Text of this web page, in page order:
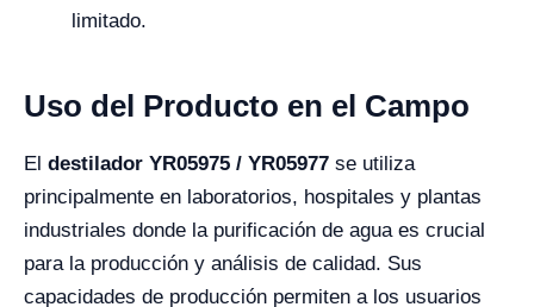
limitado.
Uso del Producto en el Campo
El destilador YR05975 / YR05977 se utiliza
principalmente en laboratorios, hospitales y plantas
industriales donde la purificación de agua es crucial
para la producción y análisis de calidad. Sus
capacidades de producción permiten a los usuarios